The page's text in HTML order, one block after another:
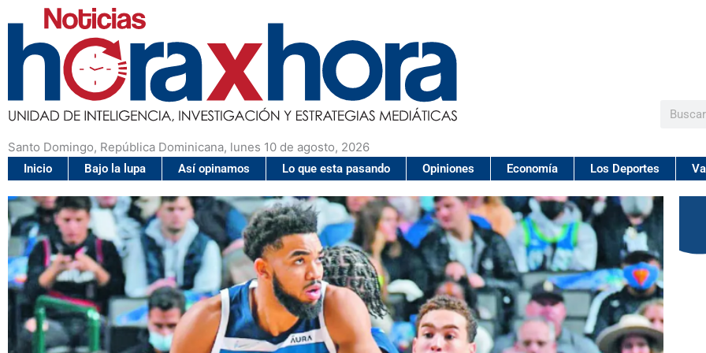
Santo Domingo, República Dominicana, lunes 10 de agosto, 2026
Buscar
Inicio Bajo la lupa Así opinamos Lo que esta pasando Opiniones Economía Los Deportes